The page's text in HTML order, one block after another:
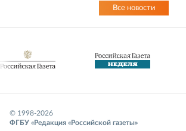
Все новости
© 1998-2026
ФГБУ «Редакция «Российской газеты»